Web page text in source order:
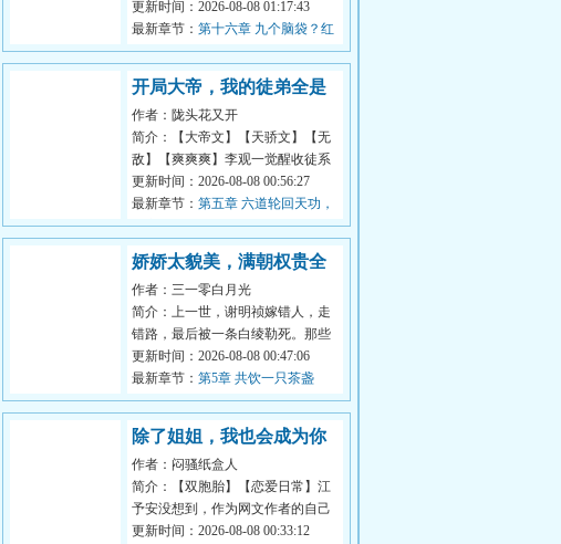
醒了诸天扮演系统。坏消息，他抽
中的第一...
更新时间：2026-08-08 01:17:43
最新章节： 第十六章 九个脑袋？红
烧、清蒸、爆炒......
开局大帝，我的徒弟全是
气运之子
作者：陇头花又开
简介：【大帝文】【天骄文】【无
敌】【爽爽爽】李观一觉醒收徒系
统，只需不断收徒便可获得系统奖
励，可他...
更新时间：2026-08-08 00:56:27
最新章节： 第五章 六道轮回天功，
仙帝拳
娇娇太貌美，满朝权贵全
失控
作者：三一零白月光
简介：上一世，谢明祯嫁错人，走
错路，最后被一条白绫勒死。那些
于自己有恩的人，也被自己拖累而
死，名声...
更新时间：2026-08-08 00:47:06
最新章节： 第5章 共饮一只茶盏
除了姐姐，我也会成为你
的素材吗
作者：闷骚纸盒人
简介：【双胞胎】【恋爱日常】江
予安没想到，作为网文作者的自己
也有被发现真实身份的一天。可偏
更新时间：2026-08-08 00:33:12